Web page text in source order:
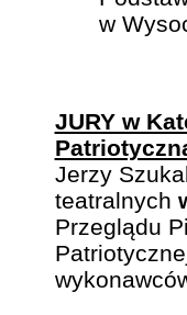
w
JURY w
Jerzy
teatralnych
Przeglądu